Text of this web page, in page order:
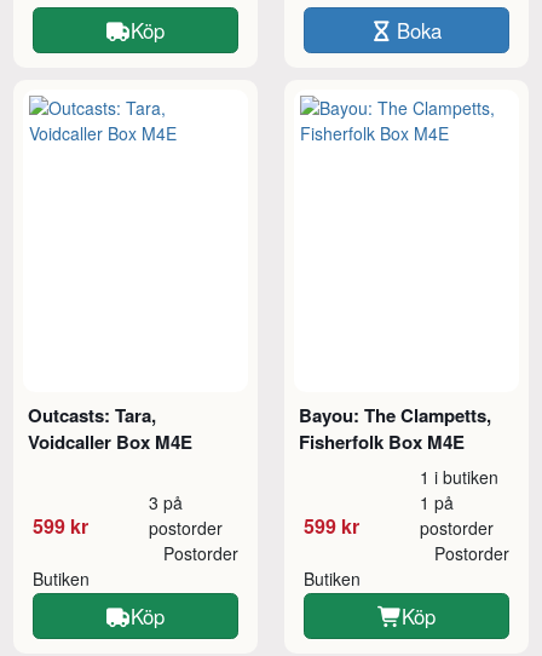
Köp Boka
Outcasts: Tara,
Voidcaller Box M4E
599 kr
3 på
postorder
Butiken
Postorder
Köp
Bayou: The Clampetts,
Fisherfolk Box M4E
599 kr
1 i butiken
1 på
postorder
Butiken
Postorder
Köp